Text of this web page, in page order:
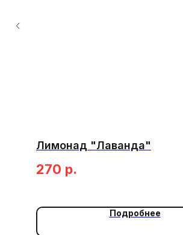
Лимонад "Лаванда"
270 р.
Подробнее